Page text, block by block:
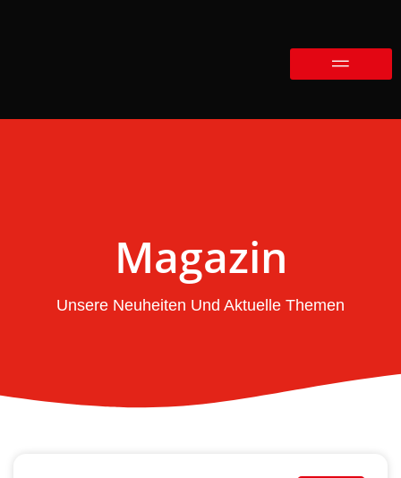
Magazin
Unsere Neuheiten Und Aktuelle Themen